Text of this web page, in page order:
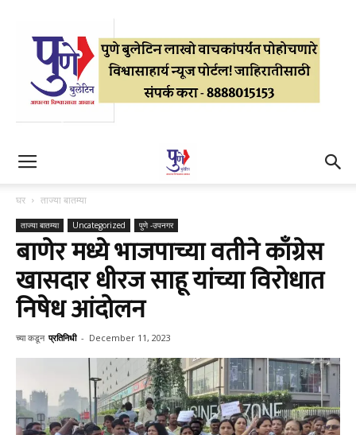
घर ताज्या बातम्या
ताज्या बातम्या Uncategorized पुणे -उपनगर
बाणेर मध्ये भाजपाच्या वतीने काँग्रेस
खासदार धीरज साहू यांच्या विरोधात
निषेध आंदोलन
च्या कडून प्रतिनिधी - December 11, 2023